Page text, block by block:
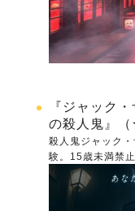
『ジャック
の殺人鬼』（
殺人鬼ジャック
験。15歳未満禁止